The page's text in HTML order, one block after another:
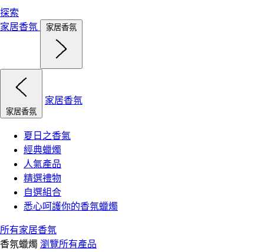
探索
家居香氛
家居香氛
家居香氛
家居香氛
夏日之香氣
經典蠟燭
人氣產品
精選禮物
自選組合
悉心呵護你的香氛蠟燭
所有家居香氛
香氛蠟燭 瀏覽所有產品